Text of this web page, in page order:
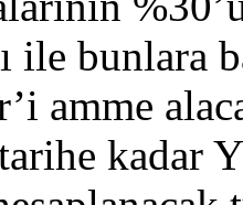
ile
amme
tarihe kadar